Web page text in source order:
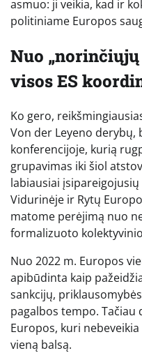
asmuo: ji veikia, kad ir
politiniame Europos
Nuo
visos ES
Ko gero,
Von der Leyeno derybų,
konferencijoje, kurią
grupavimas iki šiol
labiausiai
Vidurinėje ir Rytų
matome perėjimą nuo
formalizuoto
Nuo 2022 m. Europos
apibūdinta kaip
sankcijų,
pagalbos tempo.
Europos, kuri
vieną balsą.